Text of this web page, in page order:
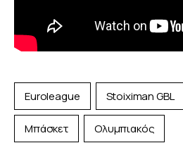
Euroleague Stoiximan GBL
Μπάσκετ Ολυμπιακός